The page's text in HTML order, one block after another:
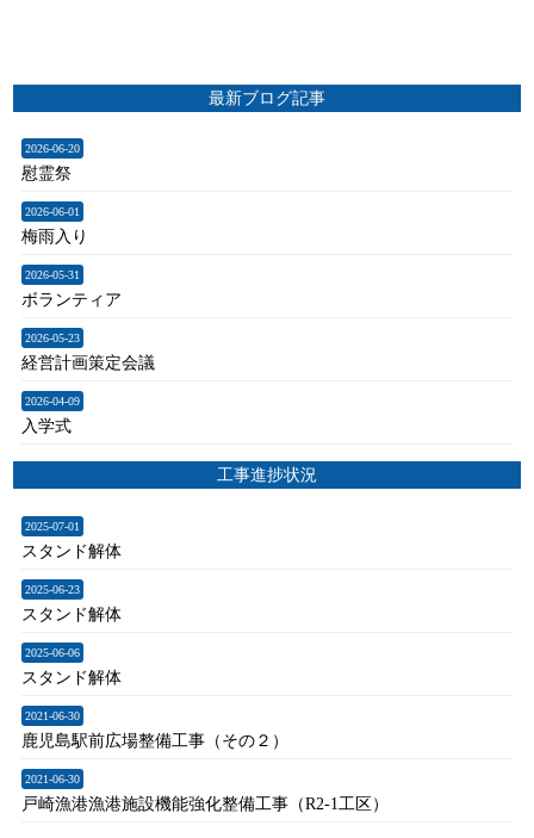
最新ブログ記事
2026-06-20
慰霊祭
2026-06-01
梅雨入り
2026-05-31
ボランティア
2026-05-23
経営計画策定会議
2026-04-09
入学式
工事進捗状況
2025-07-01
スタンド解体
2025-06-23
スタンド解体
2025-06-06
スタンド解体
2021-06-30
鹿児島駅前広場整備工事（その２）
2021-06-30
戸崎漁港漁港施設機能強化整備工事（R2-1工区）